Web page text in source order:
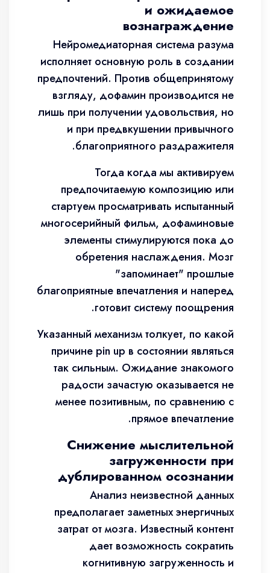
и ожидаемое
вознаграждение
Нейромедиаторная система разума
исполняет основную роль в создании
предпочтений. Против общепринятому
взгляду, дофамин производится не
лишь при получении удовольствия, но
и при предвкушении привычного
благоприятного раздражителя.
Тогда когда мы активируем
предпочитаемую композицию или
стартуем просматривать испытанный
многосерийный фильм, дофаминовые
элементы стимулируются пока до
обретения наслаждения. Мозг
"запоминает" прошлые
благоприятные впечатления и наперед
готовит систему поощрения.
Указанный механизм толкует, по какой
причине pin up в состоянии являться
так сильным. Ожидание знакомого
радости зачастую оказывается не
менее позитивным, по сравнению с
прямое впечатление.
Снижение мыслительной
загруженности при
дублированном осознании
Анализ неизвестной данных
предполагает заметных энергичных
затрат от мозга. Известный контент
дает возможность сократить
когнитивную загруженность и